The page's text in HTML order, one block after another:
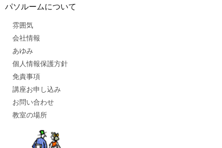
パソルームについて
雰囲気
会社情報
あゆみ
個人情報保護方針
免責事項
講座お申し込み
お問い合わせ
教室の場所